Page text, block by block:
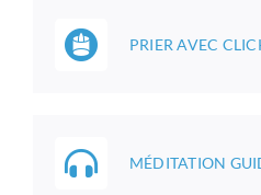
PRIER AVEC
MÉDITATION